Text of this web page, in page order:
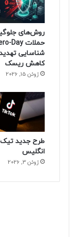
روش‌های
شناسایی
کاهش ریسک
ژوئن 15, 2026
طرح جدید
انگلیس
ژوئن 3, 2026